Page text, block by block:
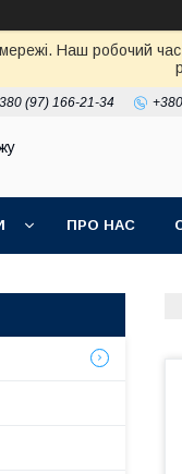
Наш робочий
(97) 166-21-34
ПРО НАС